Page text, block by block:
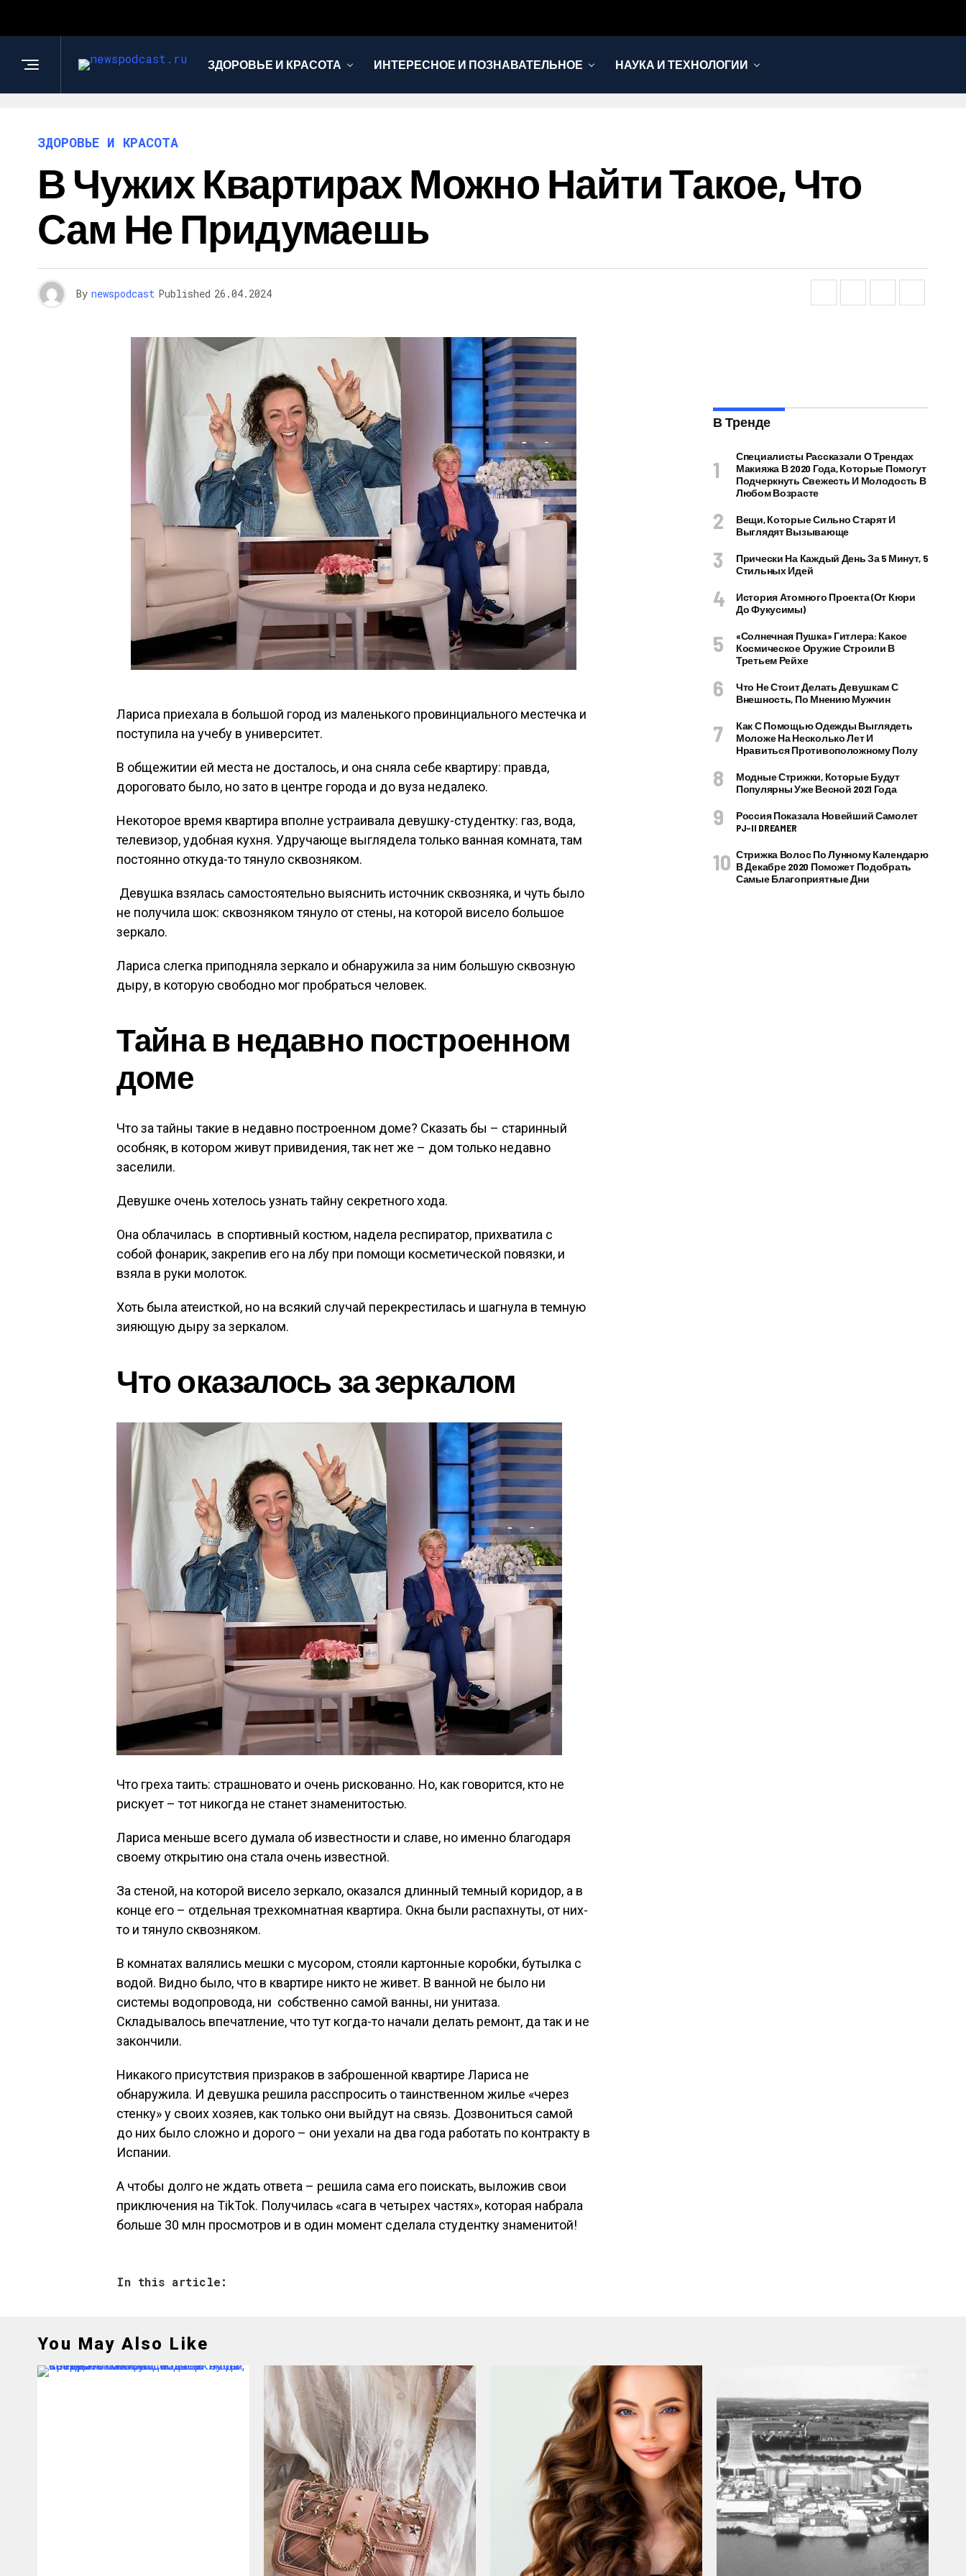
ЗДОРОВЬЕ И КРАСОТА ИНТЕРЕСНОЕ И ПОЗНАВАТЕЛЬНОЕ НАУКА И ТЕХНОЛОГИИ
ЗДОРОВЬЕ И КРАСОТА
В Чужих Квартирах Можно Найти Такое, Что
Сам Не Придумаешь
By newspodcast Published 26.04.2024
Лариса приехала в большой город из маленького провинциального местечка и
поступила на учебу в университет.
В общежитии ей места не досталось, и она сняла себе квартиру: правда,
дороговато было, но зато в центре города и до вуза недалеко.
Некоторое время квартира вполне устраивала девушку-студентку: газ, вода,
телевизор, удобная кухня. Удручающе выглядела только ванная комната, там
постоянно откуда-то тянуло сквозняком.
Девушка взялась самостоятельно выяснить источник сквозняка, и чуть было
не получила шок: сквозняком тянуло от стены, на которой висело большое
зеркало.
Лариса слегка приподняла зеркало и обнаружила за ним большую сквозную
дыру, в которую свободно мог пробраться человек.
Тайна в недавно построенном
доме
Что за тайны такие в недавно построенном доме? Сказать бы – старинный
особняк, в котором живут привидения, так нет же – дом только недавно
заселили.
Девушке очень хотелось узнать тайну секретного хода.
Она облачилась в спортивный костюм, надела респиратор, прихватила с
собой фонарик, закрепив его на лбу при помощи косметической повязки, и
взяла в руки молоток.
Хоть была атеисткой, но на всякий случай перекрестилась и шагнула в темную
зияющую дыру за зеркалом.
Что оказалось за зеркалом
Что греха таить: страшновато и очень рискованно. Но, как говорится, кто не
рискует – тот никогда не станет знаменитостью.
Лариса меньше всего думала об известности и славе, но именно благодаря
своему открытию она стала очень известной.
За стеной, на которой висело зеркало, оказался длинный темный коридор, а в
конце его – отдельная трехкомнатная квартира. Окна были распахнуты, от них-
то и тянуло сквозняком.
В комнатах валялись мешки с мусором, стояли картонные коробки, бутылка с
водой. Видно было, что в квартире никто не живет. В ванной не было ни
системы водопровода, ни собственно самой ванны, ни унитаза.
Складывалось впечатление, что тут когда-то начали делать ремонт, да так и не
закончили.
Никакого присутствия призраков в заброшенной квартире Лариса не
обнаружила. И девушка решила расспросить о таинственном жилье «через
стенку» у своих хозяев, как только они выйдут на связь. Дозвониться самой
до них было сложно и дорого – они уехали на два года работать по контракту в
Испании.
А чтобы долго не ждать ответа – решила сама его поискать, выложив свои
приключения на TikTok. Получилась «сага в четырех частях», которая набрала
больше 30 млн просмотров и в один момент сделала студентку знаменитой!
In this article:
В Тренде
Специалисты Рассказали О Трендах
Макияжа В 2020 Года, Которые Помогут
Подчеркнуть Свежесть И Молодость В
Любом Возрасте
Вещи, Которые Сильно Старят И
Выглядят Вызывающе
Прически На Каждый День За 5 Минут, 5
Стильных Идей
История Атомного Проекта (от Кюри
До Фукусимы)
«Солнечная Пушка» Гитлера: Какое
Космическое Оружие Строили В
Третьем Рейхе
Что Не Стоит Делать Девушкам С
Внешность, По Мнению Мужчин
Как С Помощью Одежды Выглядеть
Моложе На Несколько Лет И
Нравиться Противоположному Полу
Модные Стрижки, Которые Будут
Популярны Уже Весной 2021 Года
Россия Показала Новейший Самолет
PJ–II DREAMER
Стрижка Волос По Лунному Календарю
В Декабре 2020 Поможет Подобрать
Самые Благоприятные Дни
You May Also Like